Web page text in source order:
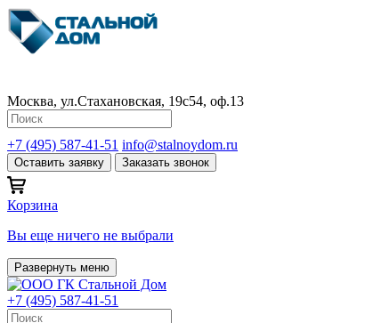
Москва, ул.Стахановская, 19с54, оф.13
+7 (495) 587-41-51 info@stalnoydom.ru
Оставить заявку Заказать звонок
Корзина
Вы еще ничего не выбрали
Развернуть меню
+7 (495) 587-41-51